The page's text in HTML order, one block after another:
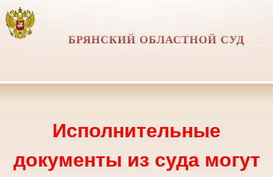
БРЯНСКИЙ ОБЛАСТНОЙ СУД
Исполнительные
документы из суда могут